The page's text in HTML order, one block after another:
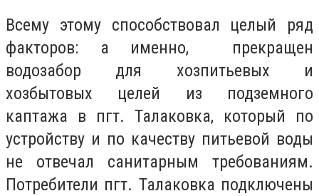
Всему этому способствовал целый ряд
факторов: а именно, прекращен
водозабор для хозпитьевых и
хозбытовых целей из подземного
каптажа в пгт. Талаковка, который по
устройству и по качеству питьевой воды
не отвечал санитарным требованиям.
Потребители пгт. Талаковка подключены